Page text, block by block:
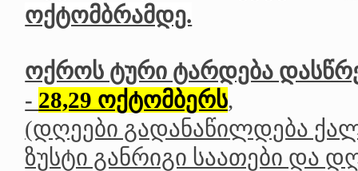
ოქტომბრამდე.
ოქროს ტური ტარდება
- 28,29 ოქტომბერს,
(დღეები გადანაწილდება
ზუსტი განრიგი საათები და